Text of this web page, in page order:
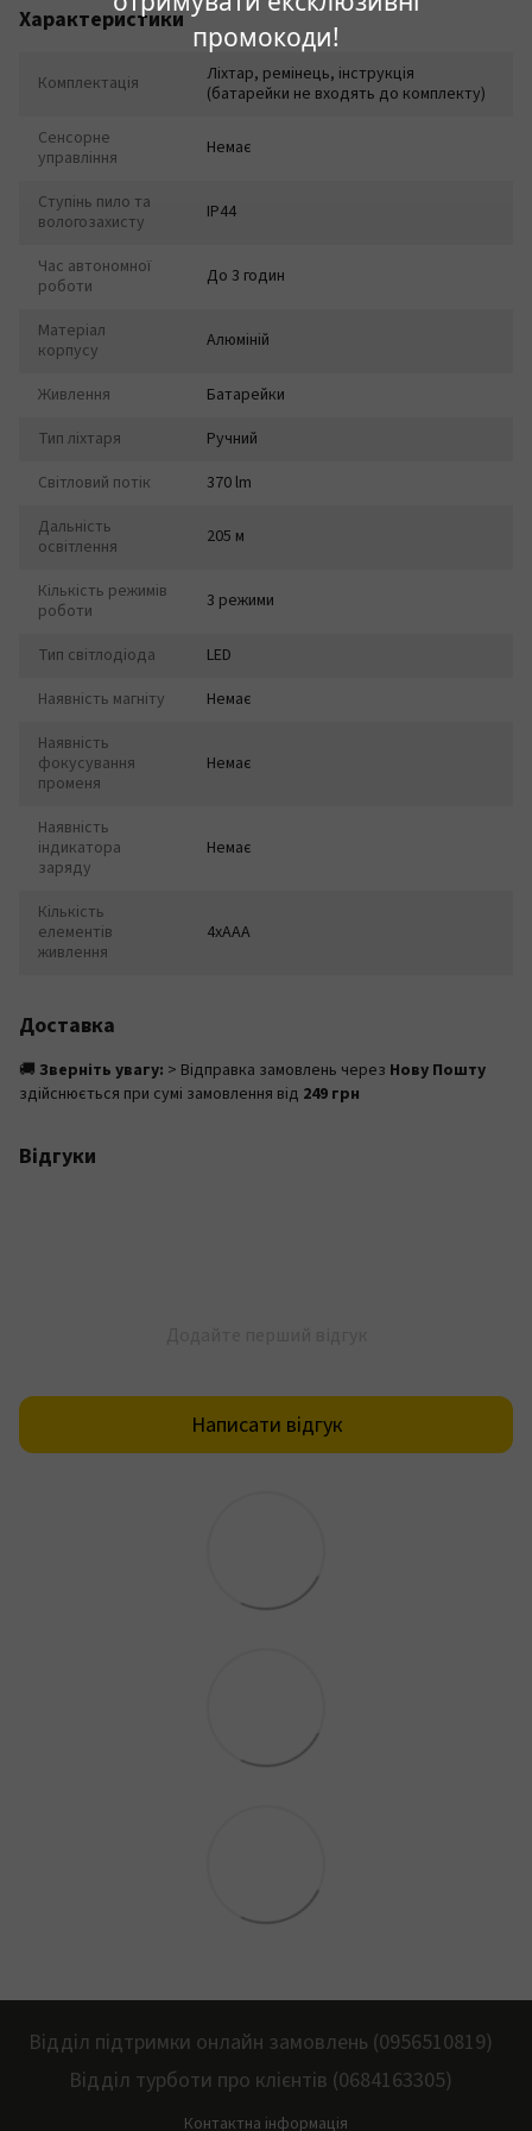
промокоди!
Характеристики
Комплектація
Ліхтар, ремінець, інструкція
(батарейки не входять до комплекту)
Сенсорне
управління
Немає
Ступінь пило та
вологозахисту
IP44
Час автономної
роботи
До 3 годин
Матеріал
корпусу
Алюміній
Живлення
Батарейки
Тип ліхтаря
Ручний
Світловий потік
370 lm
Дальність
освітлення
205 м
Кількість режимів
роботи
3 режими
Тип світлодіода
LED
Наявність магніту
Немає
Наявність
фокусування
променя
Немає
Наявність
індикатора
заряду
Немає
Кількість
елементів
живлення
4xAAA
Доставка
🚚 Зверніть увагу: > Відправка замовлень через Нову Пошту
здійснюється при сумі замовлення від 249 грн
Відгуки
Написати відгук
Відділ підтримки онлайн замовлень (0956510819)
Відділ турботи про клієнтів (0684163305)
Контактна інформація